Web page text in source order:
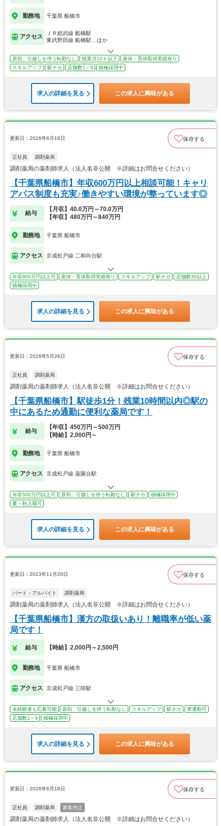
勤務地 千葉県 船橋市
アクセス
ＪＲ総武線 船橋駅
東武野田線 船橋駅…ほか
原則、引越しを伴う転勤なし 残業月10ｈ以下
産休・育休取得実績有り
スキルアップ
駅チカ 店舗数1～9 積極採用中
求人の詳細を見る この求人に興味がある
更新日：2026年6月18日 保存する
正社員 調剤薬局
調剤薬局の薬剤師求人（法人名非公開 ※詳細はお問合せください）
【千葉県船橋市】年収600万円以上相談可能！キャリ
アパス制度も充実♪働きやすい環境が整っています◎
給与
【月収】40.0万円～70.0万円
【年収】480万円～840万円
勤務地 千葉県 船橋市
アクセス 京成松戸線 二和向台駅
年収800万円以上可 産休・育休取得実績有り スキルアップ 駅チカ
店舗数30以上
積極採用中
求人の詳細を見る この求人に興味がある
更新日：2026年5月26日 保存する
正社員 調剤薬局
調剤薬局の薬剤師求人（法人名非公開 ※詳細はお問合せください）
【千葉県船橋市】駅徒歩1分！残業10時間以内◎駅の
中にあるため通勤に便利な薬局です！
給与
【年収】450万円～500万円
【時給】2,000円～
勤務地 千葉県 船橋市
アクセス 京成松戸線 薬園台駅
年収500万円以上可 原則、引越しを伴う転勤なし 駅チカ
積極採用中
夏～秋入職可
求人の詳細を見る この求人に興味がある
更新日：2023年11月20日 保存する
パート・アルバイト 調剤薬局
調剤薬局の薬剤師求人（法人名非公開 ※詳細はお問合せください）
【千葉県船橋市】漢方の取扱いあり！離職率が低い薬
局です！
給与 【時給】2,000円～2,500円
勤務地 千葉県 船橋市
アクセス 京成松戸線 三咲駅
未経験者も応募可能 原則、引越しを伴う転勤なし スキルアップ 駅チカ
車通勤可
店舗数1～9
積極採用中
求人の詳細を見る この求人に興味がある
更新日：2026年6月18日 保存する
正社員 調剤薬局 募集停止
調剤薬局の薬剤師求人（法人名非公開 ※詳細はお問合せください）